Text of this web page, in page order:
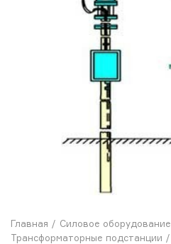
Главная
Силовое оборудование
Трансформаторные подстанции